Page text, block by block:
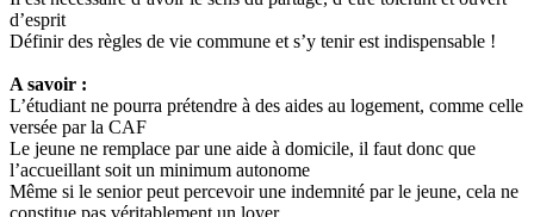
d’esprit
Définir des règles de vie commune et s’y tenir est indispensable !
A savoir :
L’étudiant ne pourra prétendre à des aides au logement, comme celle
versée par la CAF
Le jeune ne remplace par une aide à domicile, il faut donc que
l’accueillant soit un minimum autonome
Même si le senior peut percevoir une indemnité par le jeune, cela ne
constitue pas véritablement un loyer